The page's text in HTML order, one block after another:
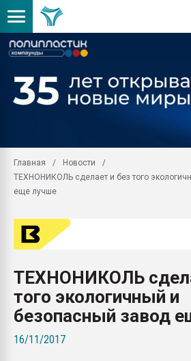
Главная
Новости
ТЕХНОНИКОЛЬ сделает и без того
еще лучше
ТЕХНОНИКОЛЬ
того экологичный и
безопасный завод
16/11/2017